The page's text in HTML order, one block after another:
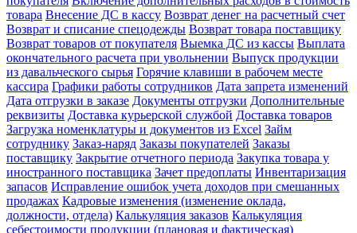
товара Внесение ДС в кассу Возврат денег на расчетный счет
Возврат и списание спецодежды Возврат товара поставщику
Возврат товаров от покупателя Выемка ДС из кассы Выплата
окончательного расчета при увольнении Выпуск продукции
из давальческого сырья Горячие клавиши в рабочем месте
кассира Графики работы сотрудников Дата запрета изменений
Дата отгрузки в заказе Документы отгрузки Дополнительные
реквизиты Доставка курьерской службой Доставка товаров
Загрузка номенклатуры и документов из Excel Займ
сотруднику Заказ-наряд Заказы покупателей Заказы
поставщику Закрытие отчетного периода Закупка товара у
иностранного поставщика Зачет предоплаты Инвентаризация
запасов Исправление ошибок учета доходов при смешанных
продажах Кадровые изменения (изменение оклада,
должности, отдела) Калькуляция заказов Калькуляция
себестоимости продукции (плановая и фактическая)